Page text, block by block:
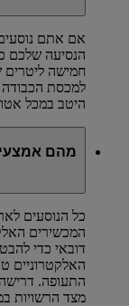
אם אתם נוסעים
הנסיעה שלכם
חמישה ליטרים
למכסת הכבודה
היטב במכל
מהם
כל הנוסעים
המכשירים
דובאי כדי
האלקטרוניים
התעופה.
מצד הרשויות